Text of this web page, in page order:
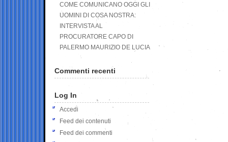
COME COMUNICANO OGGI GLI
UOMINI DI COSA NOSTRA:
INTERVISTA AL
PROCURATORE CAPO DI
PALERMO MAURIZIO DE LUCIA
Commenti recenti
Log In
Accedi
Feed dei contenuti
Feed dei commenti